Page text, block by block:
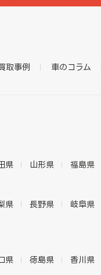
取事例 車のコラム
県 山形県 福島県
県 長野県 岐阜県
県 徳島県 香川県